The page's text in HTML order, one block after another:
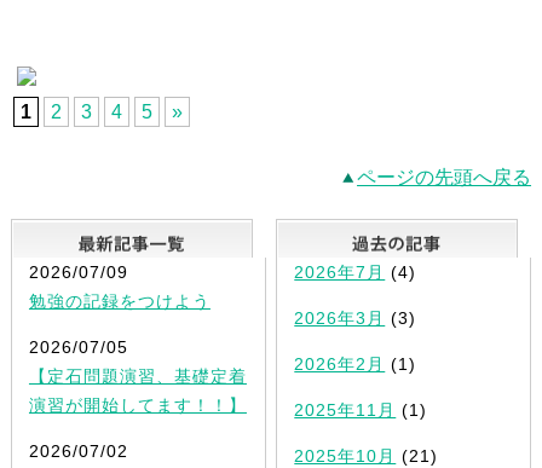
1 2 3 4 5 »
ページの先頭へ戻る
最新記事一覧
2026/07/09
勉強の記録をつけよう
2026/07/05
【定石問題演習、基礎定着
演習が開始してます！！】
2026/07/02
2026年7月 (4)
2026年3月 (3)
2026年2月 (1)
2025年11月 (1)
2025年10月 (21)